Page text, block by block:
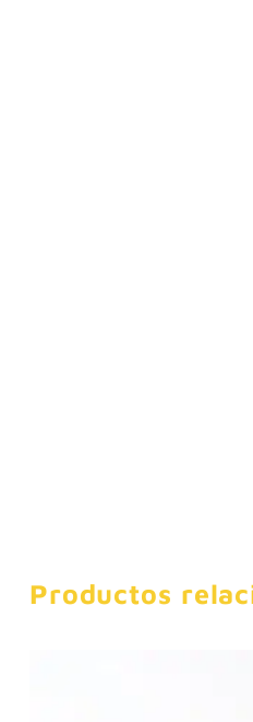
Productos